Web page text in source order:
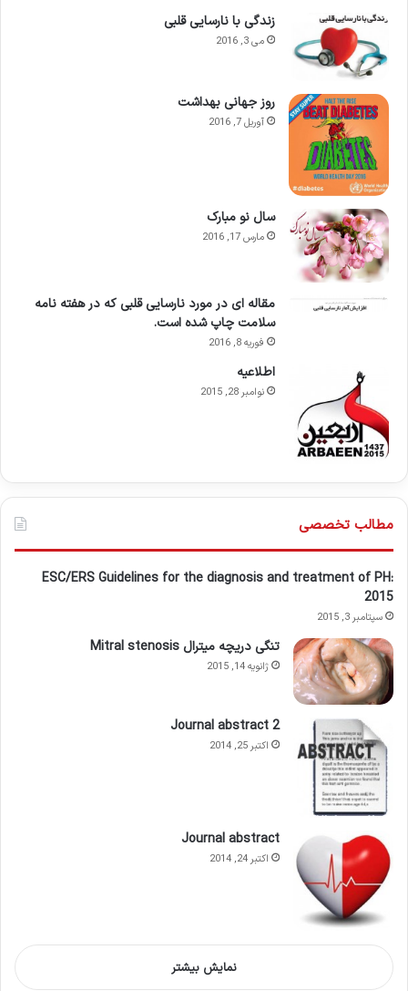
زندگی با نارسایی قلبی
می 3, 2016
روز جهانی بهداشت
آوریل 7, 2016
سال نو مبارک
مارس 17, 2016
مقاله ای در مورد نارسایی قلبی که در هفته نامه
سلامت چاپ شده است.
فوریه 8, 2016
اطلاعيه
نوامبر 28, 2015
مطالب تخصصی
ESC/ERS Guidelines for the diagnosis and treatment of PH:
2015
سپتامبر 3, 2015
تنگی دریچه میترال Mitral stenosis
ژانویه 14, 2015
Journal abstract 2
اکتبر 25, 2014
Journal abstract
اکتبر 24, 2014
نمایش بیشتر